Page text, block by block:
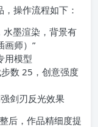
操作流程如下：
水墨渲染，背景有
画师）”
用模型
数 25，创意强度
剑刃反光效果
后，作品精细度提